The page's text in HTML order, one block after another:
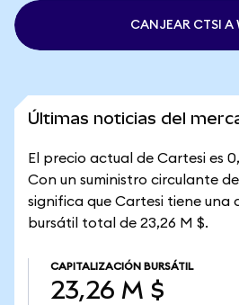
CANJEAR CTSI A
Últimas noticias del
El precio actual de Cartesi es
Con un suministro circulante
significa que Cartesi tiene una
bursátil total de 23,26 M $.
CAPITALIZACIÓN BURSÁTIL
23,26 M $